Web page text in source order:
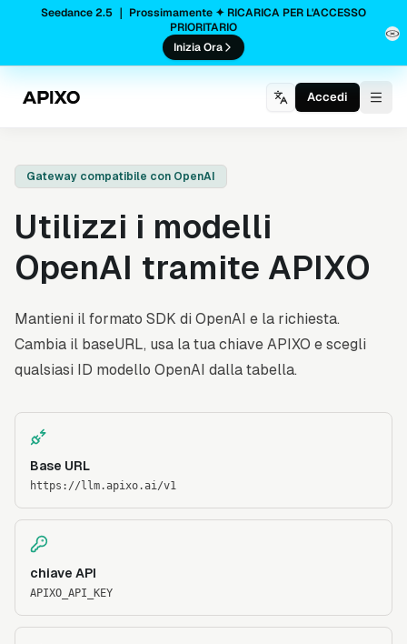
Seedance 2.5 ｜ Prossimamente ✦ RICARICA PER L'ACCESSO
PRIORITARIO
Inizia Ora
Accedi
Gateway compatibile con OpenAI
Utilizzi i modelli
OpenAI tramite APIXO
Mantieni il formato SDK di OpenAI e la richiesta.
Cambia il baseURL, usa la tua chiave APIXO e scegli
qualsiasi ID modello OpenAI dalla tabella.
Base URL
https://llm.apixo.ai/v1
chiave API
APIXO_API_KEY